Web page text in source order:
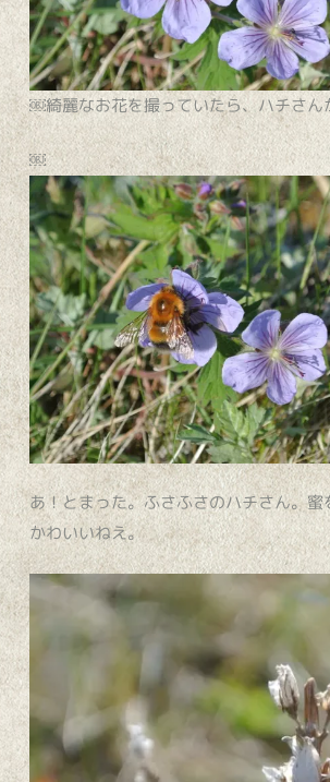
￼綺麗なお花を撮っていたら、ハチさん
￼
あ！とまった。ふさふさのハチさん。
かわいいねえ。